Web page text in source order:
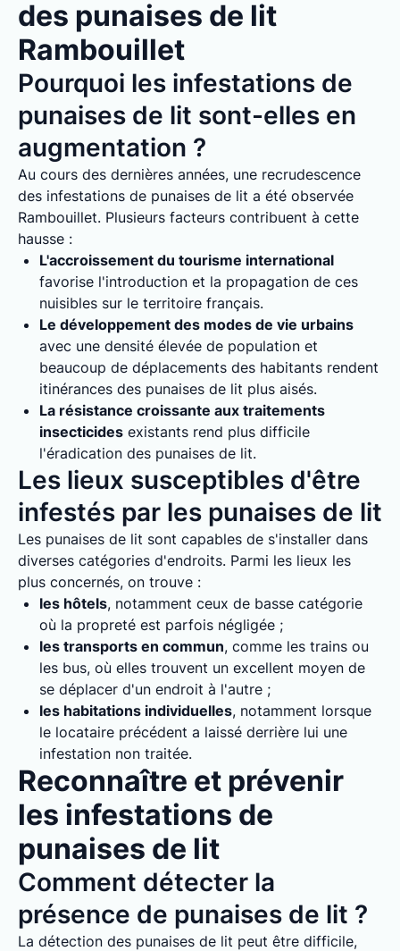
des punaises de lit
Rambouillet
Pourquoi les infestations de
punaises de lit sont-elles en
augmentation ?
Au cours des dernières années, une recrudescence
des infestations de punaises de lit a été observée
Rambouillet. Plusieurs facteurs contribuent à cette
hausse :
L'accroissement du tourisme international
favorise l'introduction et la propagation de ces
nuisibles sur le territoire français.
Le développement des modes de vie urbains
avec une densité élevée de population et
beaucoup de déplacements des habitants rendent
itinérances des punaises de lit plus aisés.
La résistance croissante aux traitements
insecticides existants rend plus difficile
l'éradication des punaises de lit.
Les lieux susceptibles d'être
infestés par les punaises de lit
Les punaises de lit sont capables de s'installer dans
diverses catégories d'endroits. Parmi les lieux les
plus concernés, on trouve :
les hôtels, notamment ceux de basse catégorie
où la propreté est parfois négligée ;
les transports en commun, comme les trains ou
les bus, où elles trouvent un excellent moyen de
se déplacer d'un endroit à l'autre ;
les habitations individuelles, notamment lorsque
le locataire précédent a laissé derrière lui une
infestation non traitée.
Reconnaître et prévenir
les infestations de
punaises de lit
Comment détecter la
présence de punaises de lit ?
La détection des punaises de lit peut être difficile,